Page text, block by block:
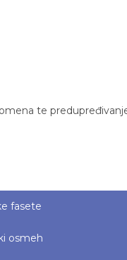
te
fasete
osmeh